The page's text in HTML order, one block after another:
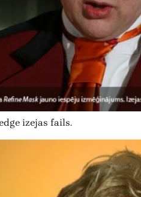
izejas fails.